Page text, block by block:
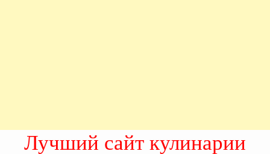
Лучший сайт кулинарии